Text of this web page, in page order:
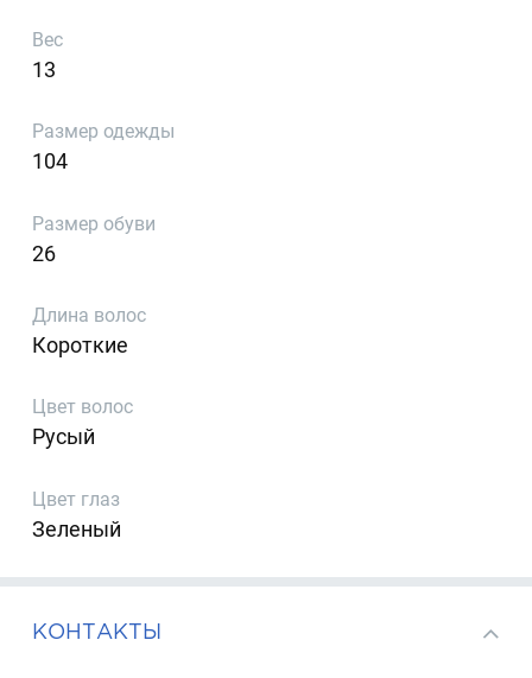
Вес
13
Размер одежды
104
Размер обуви
26
Длина волос
Короткие
Цвет волос
Русый
Цвет глаз
Зеленый
КОНТАКТЫ